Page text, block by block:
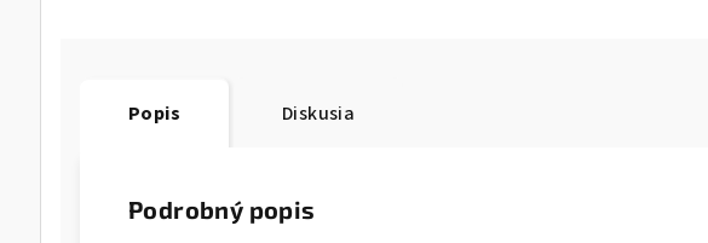
Popis Diskusia
Podrobný popis